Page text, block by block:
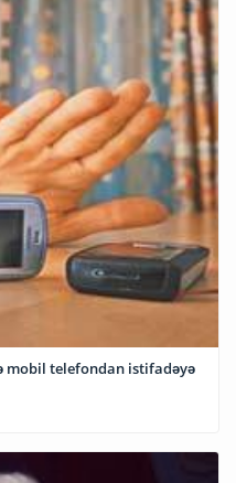
mobil telefondan istifadəyə